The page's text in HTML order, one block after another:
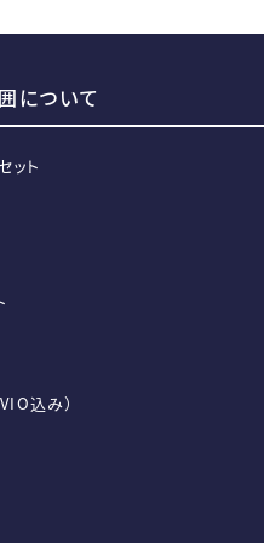
について
ット
込み）